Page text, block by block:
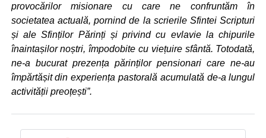
provocărilor misionare cu care ne confruntăm în
societatea actuală, pornind de la scrierile Sfintei Scripturi
și ale Sfinților Părinți și privind cu evlavie la chipurile
înaintașilor noștri, împodobite cu viețuire sfântă. Totodată,
ne-a bucurat prezența părinților pensionari care ne-au
împărtășit din experiența pastorală acumulată de-a lungul
activității preoțești”.